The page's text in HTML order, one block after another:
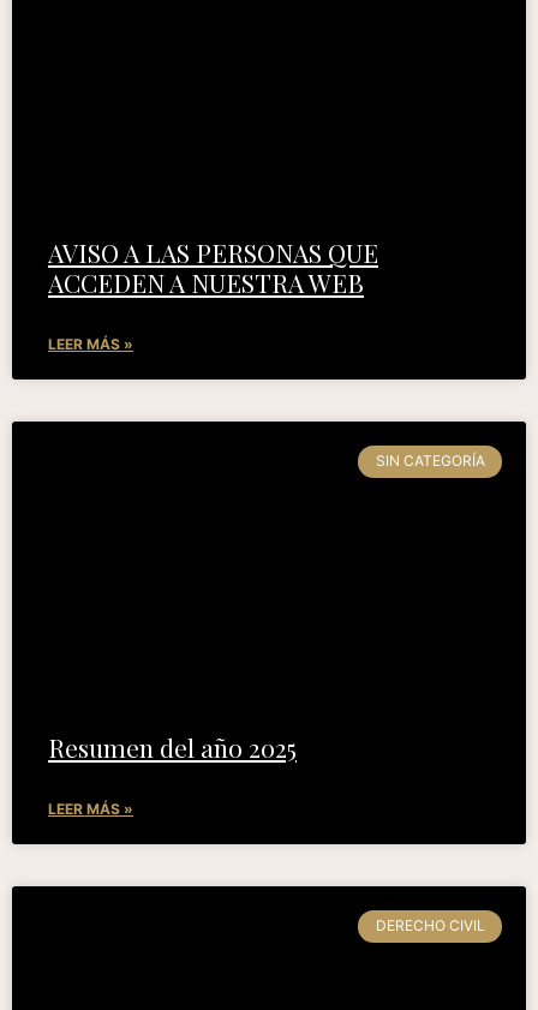
AVISO A LAS PERSONAS QUE
ACCEDEN A NUESTRA WEB
LEER MÁS »
SIN CATEGORÍA
Resumen del año 2025
LEER MÁS »
DERECHO CIVIL